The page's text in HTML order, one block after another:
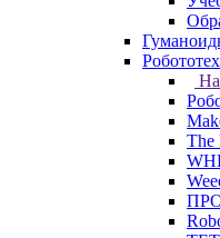
The